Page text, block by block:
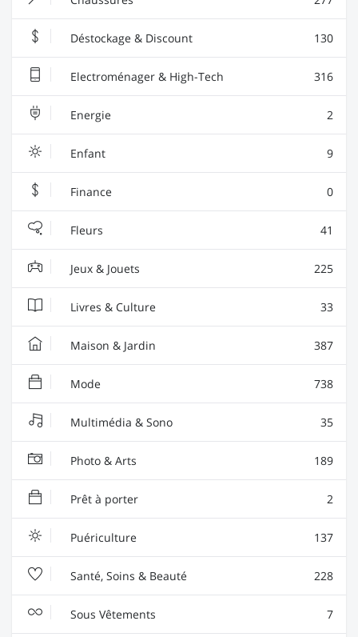
Déstockage & Discount 130
Electroménager & High-Tech 316
Energie 2
Enfant 9
Finance 0
Fleurs 41
Jeux & Jouets 225
Livres & Culture 33
Maison & Jardin 387
Mode 738
Multimédia & Sono 35
Photo & Arts 189
Prêt à porter 2
Puériculture 137
Santé, Soins & Beauté 228
Sous Vêtements 7